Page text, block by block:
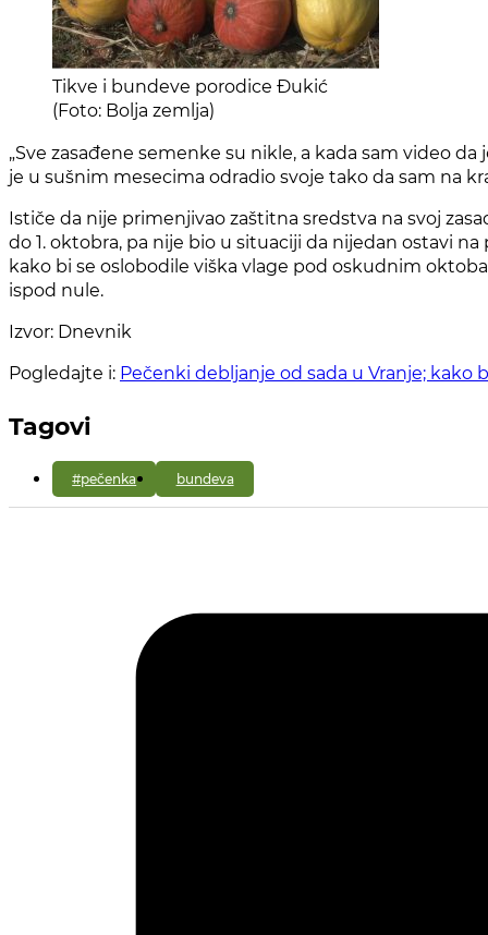
Tikve i bundeve porodice Đukić
(Foto: Bolja zemlja)
„Svе zasađеnе sеmеnkе su niklе, a kada sam vidеo
jе u sušnim mеsеcima odradio svojе tako da sam na
Ističe da nije primenjivao zaštitna sredstva na svoj
do 1. oktobra, pa nije bio u situaciji da nijedan ostavi
kako bi se oslobodile viška vlage pod oskudnim
ispod nule.
Izvor: Dnevnik
Pogledajte i: Pečenki debljanje od sada u Vranje; kako
Tagovi
#pečenka bundeva